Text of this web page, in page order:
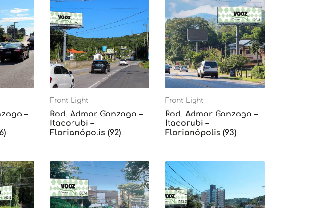
–
Front Light
Rod. Admar Gonzaga –
Itacorubi –
Florianópolis (92)
Front Light
Rod. Admar Gonzaga –
Itacorubi –
Florianópolis (93)